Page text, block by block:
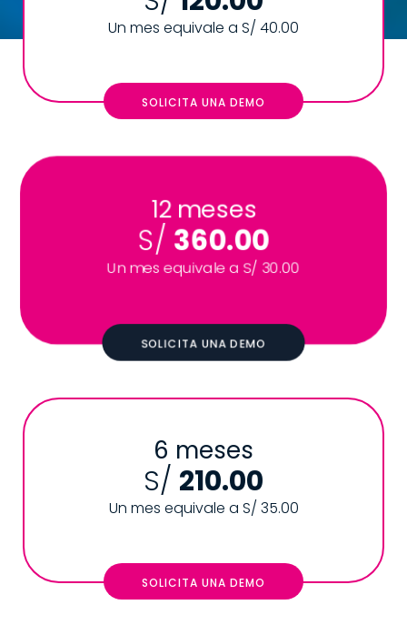
Un mes equivale a S/ 40.00
SOLICITA UNA DEMO
12 meses
S/ 360.00
Un mes equivale a S/ 30.00
SOLICITA UNA DEMO
6 meses
S/ 210.00
Un mes equivale a S/ 35.00
SOLICITA UNA DEMO